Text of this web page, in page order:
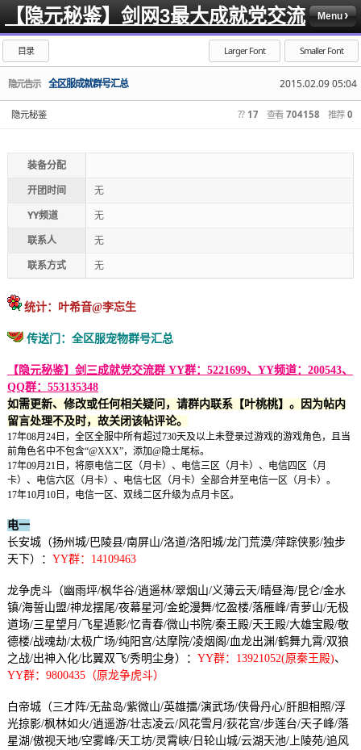
【隐元秘鉴】剑网3最大成就党交流 Menu
目录 Larger Font Smaller Font
隐元告示 2015.02.09 05:04
全区服成就群号汇总
隐元秘鉴 ?? 17 查看 704158 推荐 0
装备分配
开团时间
无
YY频道
无
联系人
无
联系方式
无
统计：叶希音@李忘生
传送门： 全区服宠物群号汇总
【隐元秘鉴】剑三成就党交流群 YY群：5221699、YY频道：200543、
QQ群：553135348
如需更新、修改或任何相关疑问，请群内联系【叶桃桃】。因为帖内
留言处理不及时，故关闭该帖评论。
17年08月24日，全区全服中所有超过730天及以上未登录过游戏的游戏角色，且当
前角色名中不包含“@XXX”，添加@隐士尾标。
17年09月21日，将原电信二区（月卡）、电信三区（月卡）、电信四区（月
卡）、电信六区（月卡）、电信七区（月卡）全部合并至电信一区（月卡）。
17年10月10日，电信一区、双线二区升级为点月卡区。
电一
长安城（扬州城/巴陵县/南屏山/洛道/洛阳城/龙门荒漠/萍踪侠影/独步
天下）： YY群：14109463
龙争虎斗（幽雨坪/枫华谷/逍遥林/翠烟山/义薄云天/晴昼海/昆仑/金水
镇/海誓山盟/神龙摆尾/夜幕星河/金蛇漫舞/忆盈楼/落雁峰/青萝山/无极
道场/三星望月/飞星遁影/忆青春/微山书院/秦王殿/天王殿/大雄宝殿/敬
德楼/战魂劫/太极广场/纯阳宫/达摩院/凌烟阁/血龙出渊/鹤舞九霄/双狼
之战/出神入化/比翼双飞/秀明尘身）： YY群：13921052(原秦王殿)、
YY群：9800435（原龙争虎斗）
白帝城（三才阵/无盐岛/紫微山/英雄擂/演武场/侠骨丹心/肝胆相照/浮
光掠影/枫林如火/逍遥游/壮志凌云/风花雪月/荻花宫/步莲台/天子峰/落
星湖/傲视天地/空雾峰/天工坊/灵霄峡/日轮山城/云湖天池/上陵苑/追风